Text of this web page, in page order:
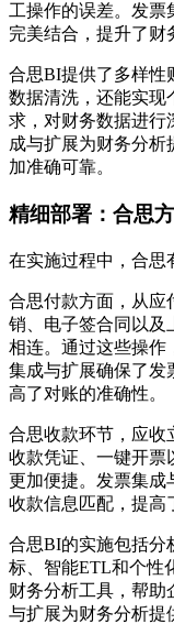
工操作的误差。发票
完美结合，提升了财
合思BI提供了多样性
数据清洗，还能实现
求，对财务数据进行
成与扩展为财务分析
加准确可靠。
精细部署：合思
在实施过程中，合思
合思付款方面，从应
销、电子签合同以及
相连。通过这些操作
集成与扩展确保了发
高了对账的准确性。
合思收款环节，应收
收款凭证、一键开票
更加便捷。发票集成
收款信息匹配，提高
合思BI的实施包括分
标、智能ETL和个性
财务分析工具，帮助
与扩展为财务分析提